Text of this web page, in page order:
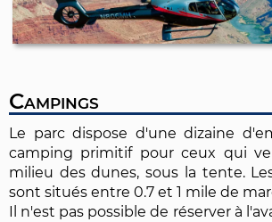
Campings
Le parc dispose d'une dizaine
camping primitif pour ceux qui
milieu des dunes, sous la tente.
sont situés entre 0.7 et 1 mile de
Il n'est pas possible de réserver à